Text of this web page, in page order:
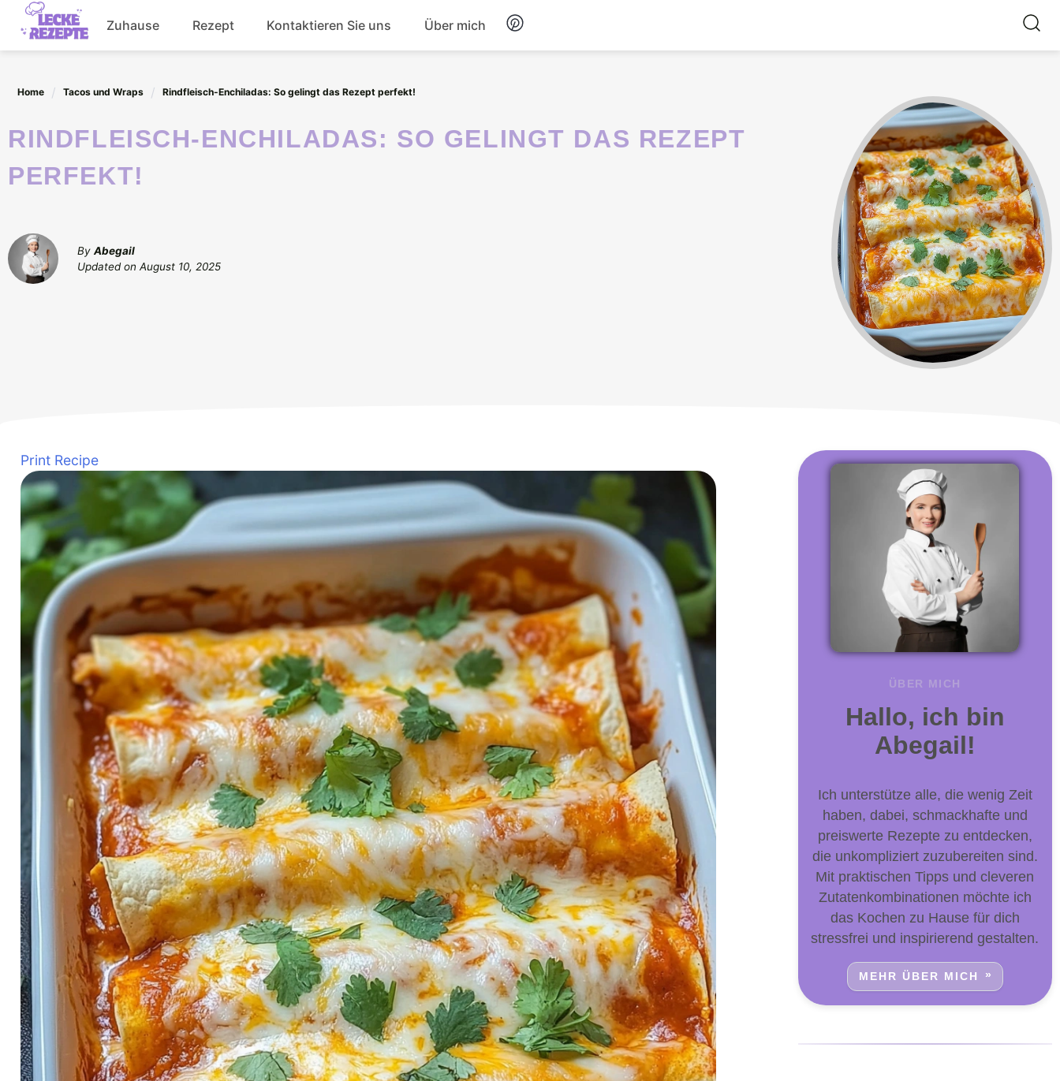
Skip
content
Zuhause Rezept Kontaktieren Sie uns Über mich
Home Tacos und Wraps Rindfleisch-Enchiladas: So gelingt das Rezept perfekt!
RINDFLEISCH-ENCHILADAS: SO GELINGT DAS REZEPT
PERFEKT!
By Abegail
Updated on August 10, 2025
Print Recipe
ÜBER MICH
Hallo, ich bin
Abegail!
Ich unterstütze alle, die wenig Zeit
haben, dabei, schmackhafte und
preiswerte Rezepte zu entdecken,
die unkompliziert zuzubereiten sind.
Mit praktischen Tipps und cleveren
Zutatenkombinationen möchte ich
das Kochen zu Hause für dich
stressfrei und inspirierend gestalten.
MEHR ÜBER MICH